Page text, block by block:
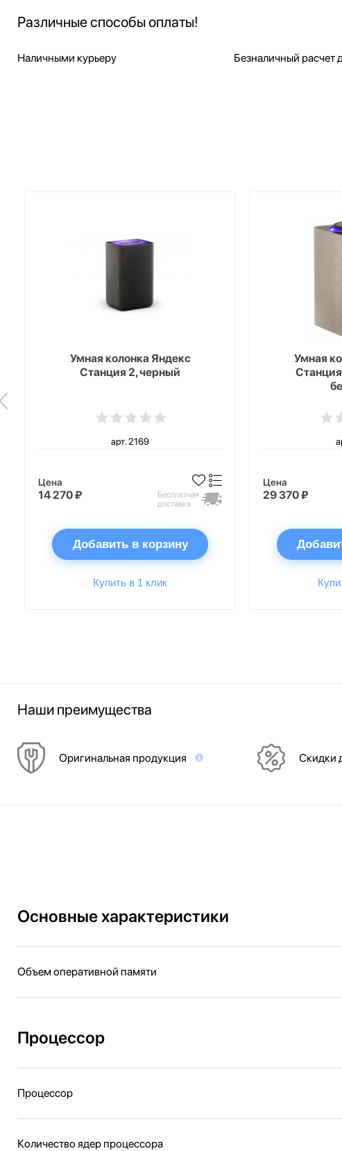
Различные способы оплаты!
Наличными курьеру Безналичный расчет
Умная колонка Яндекс
Станция 2, черный
арт. 2169
Цена
14 270 ₽
Бесплатная
доставка
Добавить в корзину
Купить в 1 клик
Умная
Цена
29 370 ₽
Наши преимущества
Оригинальная продукция Скидки
Основные характеристики
Объем оперативной памяти
Процессор
Процессор
Количество ядер процессора